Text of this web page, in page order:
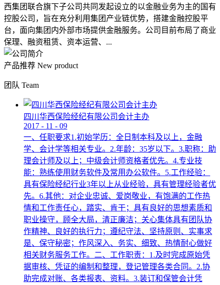
西集团联合旗下子公司共同发起设立的以金融业务为主的国有
控股公司，旨在充分利用集团产业链优势，搭建金融控股平
台，面向集团内外部市场提供金融服务。公司目前布局了商业
保理、融资租赁、资本运营、...
产品推荐 New product
团队 Team
四川华西保险经纪有限公司会计主办
2017 - 11 - 09
一、任职要求1.初始学历：全日制本科及以上，金融
学、会计学等相关专业。2.年龄：35岁以下。3.职称：助
理会计师及以上；中级会计师资格者优先。4.专业技
能：熟练使用财务软件及常用办公软件。5.工作经验：
具有保险经纪行业3年以上从业经验，具有管理经验者优
先。6.其他：对企业忠诚、爱岗敬业，有饱满的工作热
情和工作责任心，踏实、肯干；具有良好的思想素质和
职业操守，顾全大局，清正廉洁；关心集体具有团队协
作精神、良好的执行力；遵纪守法、坚持原则、实事求
是、保守秘密；作风深入、务实、细致、热情耐心做好
相关财务服务工作。二、工作职责：1.及时完成原始凭
据审核、凭证的编制和整理，登记管理各类合同。2.协
助完成对账、各类报表、资料。3.装订和保管会计凭